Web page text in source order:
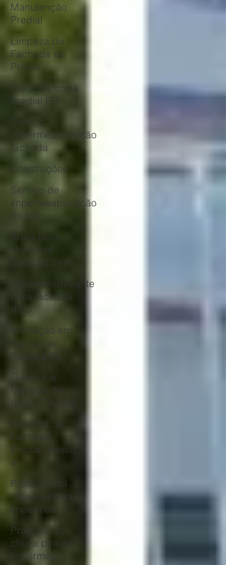
Manutenção
Predial
Limpeza de
Fachada de
Prédio
Preço Reforma
Predial BH
Serviço
impermeabilização
fachada
Construções
Serviço de
impermeabilização
de fac
Brasil Belo
Horizonte
Solução Sika
Impermeabilizante
para fachada
de p
Infiltração em
Fachadas:
Passo a Pa
O que é a
fachada do
prédio? A fach
Reforma de
Fachada
Predial: Passo
a
Proteção sol
chuva pintura
impermea
Proteção sol
chuva pintura
impermea